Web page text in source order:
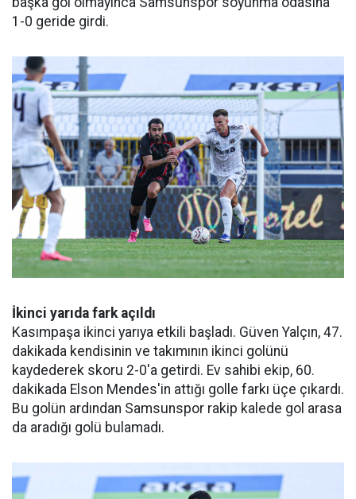
1-0 geride girdi.
İkinci yarıda fark açıldı
Kasımpaşa ikinci yarıya etkili başladı. Güven Yalçın, 47.
dakikada kendisinin ve takımının ikinci golünü
kaydederek skoru 2-0'a getirdi. Ev sahibi ekip, 60.
dakikada Elson Mendes'in attığı golle farkı üçe çıkardı.
Bu golün ardından Samsunspor rakip kalede gol arasa
da aradığı golü bulamadı.